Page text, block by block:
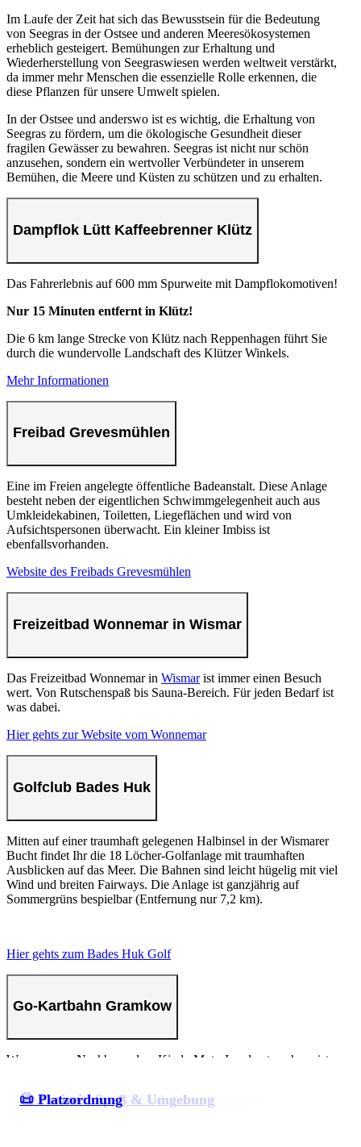
Im Laufe der Zeit hat sich das Bewusstsein für die Bedeutung
von Seegras in der Ostsee und anderen Meeresökosystemen
erheblich gesteigert. Bemühungen zur Erhaltung und
Wiederherstellung von Seegraswiesen werden weltweit verstärkt,
da immer mehr Menschen die essenzielle Rolle erkennen, die
diese Pflanzen für unsere Umwelt spielen.
In der Ostsee und anderswo ist es wichtig, die Erhaltung von
Seegras zu fördern, um die ökologische Gesundheit dieser
fragilen Gewässer zu bewahren. Seegras ist nicht nur schön
anzusehen, sondern ein wertvoller Verbündeter in unserem
Bemühen, die Meere und Küsten zu schützen und zu erhalten.
Dampflok Lütt Kaffeebrenner Klütz
Das Fahrerlebnis auf 600 mm Spurweite mit Dampflokomotiven!
Nur 15 Minuten entfernt in Klütz!
Die 6 km lange Strecke von Klütz nach Reppenhagen führt Sie
durch die wundervolle Landschaft des Klützer Winkels.
Mehr Informationen
Freibad Grevesmühlen
Eine im Freien angelegte öffentliche Badeanstalt. Diese Anlage
besteht neben der eigentlichen Schwimmgelegenheit auch aus
Umkleidekabinen, Toiletten, Liegeflächen und wird von
Aufsichtspersonen überwacht. Ein kleiner Imbiss ist
ebenfallsvorhanden.
Website des Freibads Grevesmühlen
Freizeitbad Wonnemar in Wismar
Das Freizeitbad Wonnemar in Wismarist immer einen Besuch
wert. Von Rutschenspaß bis Sauna-Bereich. Für jeden Bedarf ist
was dabei.
Hier gehts zur Website vom Wonnemar
Golfclub Bades Huk
Mitten auf einer traumhaft gelegenen Halbinsel in der Wismarer
Bucht findet Ihr die 18 Löcher-Golfanlage mit traumhaften
Ausblicken auf das Meer. Die Bahnen sind leicht hügelig mit viel
Wind und breiten Fairways. Die Anlage ist ganzjährig auf
Sommergrüns bespielbar (Entfernung nur 7,2 km).
Hier gehts zum Bades Huk Golf
Go-Kartbahn Gramkow
Wer unserem Nachbarn, dem KinderMotorLand entwachsen ist,
Im Sommer darf man so trotz Schatten unter dem Helm
⛺ Unterkünfte/Stellplätze
🏖️ Camping am Traumstrand (Bilder)
🥯 Gastronomie & Einkaufen
🏖️ Freizeit, Spaß & Umgebung
📜 Platzordnung